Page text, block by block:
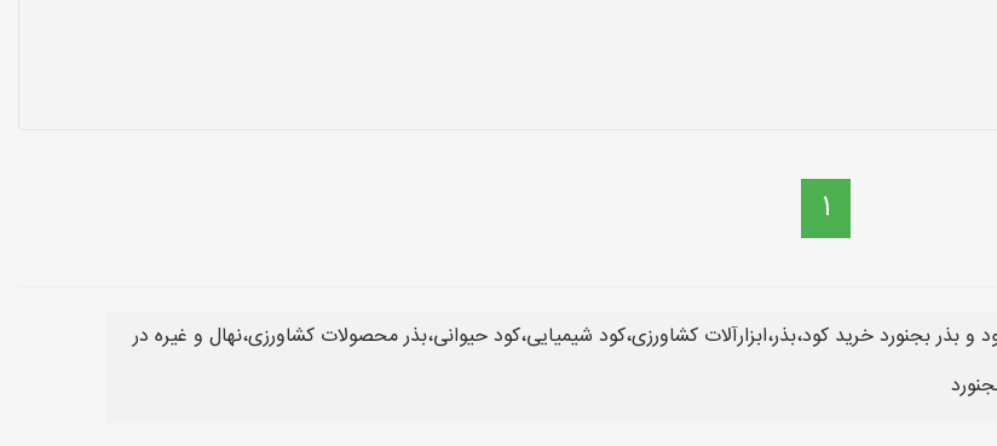
1
بجنورد خرید کود،بذر،ابزارآلات کشاورزی،کود شیمیایی،کود حیوانی،بذر محصولات کشاورزی،نهال و غیره در